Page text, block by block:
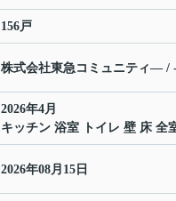
156戸
株式会社東急コミュニティ― /
2026年4月
キッチン 浴室 トイレ 壁 床 全
2026年08月15日